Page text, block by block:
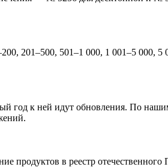
201–500, 501–1 000, 1 001–5 000, 5
год к ней идут обновления. По
продуктов в реестр